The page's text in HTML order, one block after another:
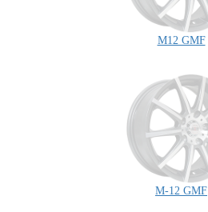
M12 GMF
M-12 GMF